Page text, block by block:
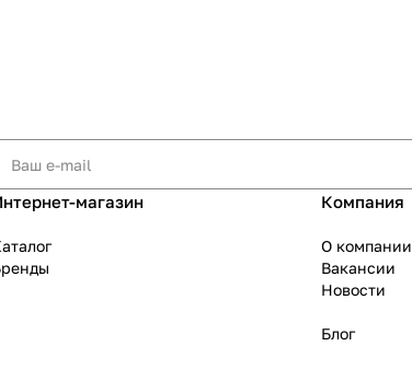
магазин Компания
О компании
Вакансии
Новости
Блог